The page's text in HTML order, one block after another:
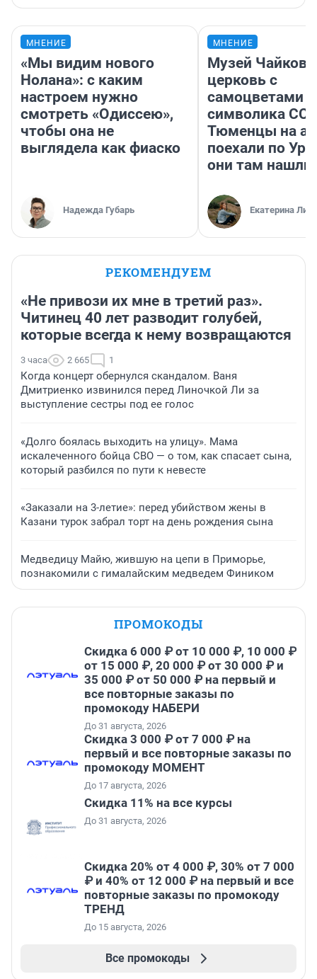
МНЕНИЕ
«Мы видим нового
Нолана»: с каким
настроем нужно
смотреть «Одиссею»,
чтобы она не
выглядела как фиаско
Надежда Губарь
МНЕНИЕ
Музей
церковь с
самоцветами
символика
Тюменцы на
поехали по
они там нашли
Екатерина
РЕКОМЕНДУЕМ
«Не привози их мне в третий раз».
Читинец 40 лет разводит голубей,
которые всегда к нему возвращаются
3 часа 2 665 1
Когда концерт обернулся скандалом. Ваня
Дмитриенко извинился перед Линочкой Ли за
выступление сестры под ее голос
«Долго боялась выходить на улицу». Мама
искалеченного бойца СВО — о том, как спасает сына,
который разбился по пути к невесте
«Заказали на 3-летие»: перед убийством жены в
Казани турок забрал торт на день рождения сына
Медведицу Майю, жившую на цепи в Приморье,
познакомили с гималайским медведем Фиником
ПРОМОКОДЫ
Скидка 6 000 ₽ от 10 000 ₽, 10 000 ₽
от 15 000 ₽, 20 000 ₽ от 30 000 ₽ и
35 000 ₽ от 50 000 ₽ на первый и
все повторные заказы по
промокоду НАБЕРИ
До 31 августа, 2026
Скидка 3 000 ₽ от 7 000 ₽ на
первый и все повторные заказы по
промокоду МОМЕНТ
До 17 августа, 2026
Скидка 11% на все курсы
До 31 августа, 2026
Скидка 20% от 4 000 ₽, 30% от 7 000
₽ и 40% от 12 000 ₽ на первый и все
повторные заказы по промокоду
ТРЕНД
До 15 августа, 2026
Все промокоды